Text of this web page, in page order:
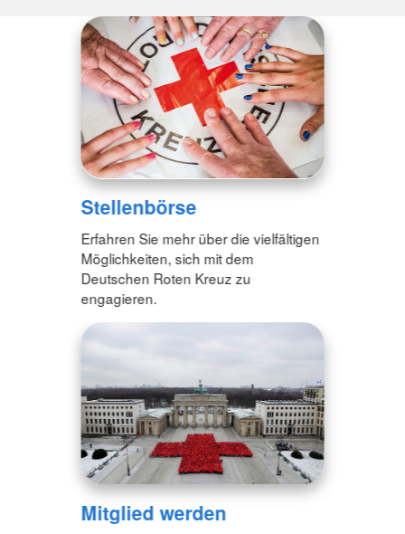
Stellenbörse
Erfahren Sie mehr über die vielfältigen
Möglichkeiten, sich mit dem
Deutschen Roten Kreuz zu
engagieren.
Mitglied werden